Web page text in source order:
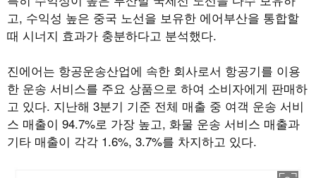
고, 수익성 높은 중국 노선을 보유한 에어부산을 통합할
때 시너지 효과가 충분하다고 분석했다.
진에어는 항공운송산업에 속한 회사로서 항공기를 이용
한 운송 서비스를 주요 상품으로 하여 소비자에게 판매하
고 있다. 지난해 3분기 기준 전체 매출 중 여객 운송 서비
스 매출이 94.7%로 가장 높고, 화물 운송 서비스 매출과
기타 매출이 각각 1.6%, 3.7%를 차지하고 있다.